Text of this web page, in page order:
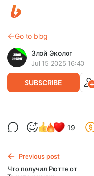
Go to blog
Злой Эколог
Jul 15 2025 16:40
SUBSCRIBE
Что получил
19
Previous post
Что получил Рютте от